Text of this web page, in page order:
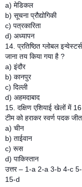
a) मेडिकल
b) सूचना प्रौद्योगिकी
c) पत्रकारिता
d) अध्यापन
14. प्रतिष्ठित ग्लोबल
जाना तय किया गया है ?
a) इंदौर
b) कानपुर
c) दिल्ली
d) अहमदाबाद
15. दक्षिण एशियाई खेलों में
टीम को हराकर स्वर्ण पदक
a) चीन
b) ताईवान
c) रूस
d) पाकिस्तान
उत्तर – 1-a 2-a 3-b 4-c
15-d